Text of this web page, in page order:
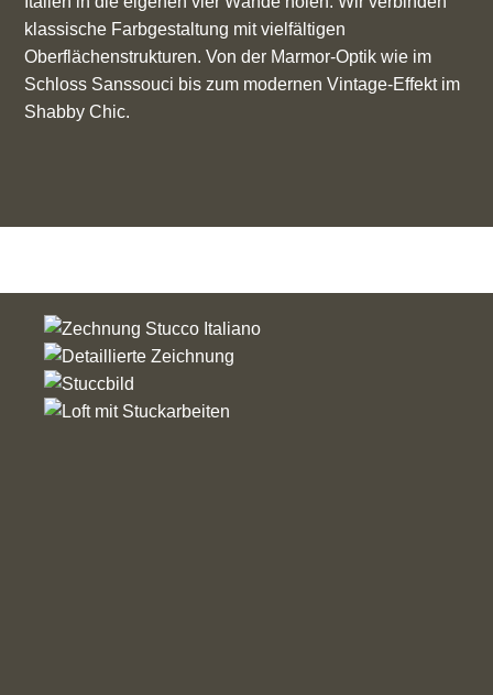
klassische Farbgestaltung mit vielfältigen
Oberflächenstrukturen. Von der Marmor-Optik wie im
Schloss Sanssouci bis zum modernen Vintage-Effekt im
Shabby Chic.